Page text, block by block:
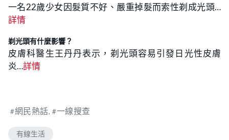
一名22歲少女因髮質不好、嚴重掉髮而索性剃成光頭…
詳情
剃光頭有什麼影響？
皮膚科醫生王丹丹表示，剃光頭容易引發日光性皮膚
炎…詳情
網民熱話 一線搜查
有線生活